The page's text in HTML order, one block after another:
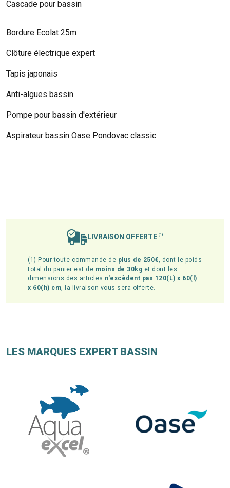
Cascade pour bassin
Bordure Ecolat 25m
Clôture électrique expert
Tapis japonais
Anti-algues bassin
Pompe pour bassin d'extérieur
Aspirateur bassin Oase Pondovac classic
LIVRAISON OFFERTE (1)
(1) Pour toute commande de plus de 250€, dont le poids
total du panier est de moins de 30kg et dont les
dimensions des articles n'excèdent pas 120(L) x 60(l)
x 60(h) cm, la livraison vous sera offerte.
LES MARQUES EXPERT BASSIN